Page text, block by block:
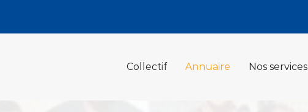
Collectif Annuaire Nos services